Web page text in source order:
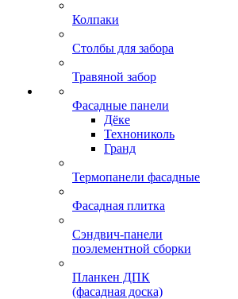
Колпаки
Столбы для забора
Травяной забор
Фасадные панели
Дёке
Технониколь
Гранд
Термопанели фасадные
Фасадная плитка
Сэндвич-панели
поэлементной сборки
Планкен ДПК
(фасадная доска)